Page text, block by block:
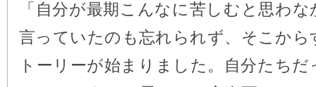
「自分が最期こんなに苦しむと思わ
言っていたのも忘れられず、そこから
トーリーが始まりました。自分たち